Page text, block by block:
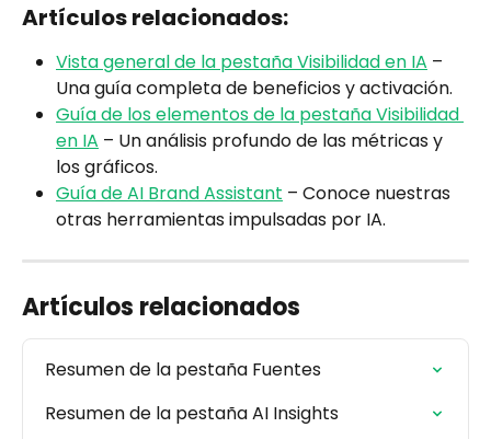
Artículos relacionados:
Vista general de la pestaña Visibilidad en IA –
Una guía completa de beneficios y activación.
Guía de los elementos de la pestaña Visibilidad
en IA – Un análisis profundo de las métricas y
los gráficos.
Guía de AI Brand Assistant – Conoce nuestras
otras herramientas impulsadas por IA.
Artículos relacionados
Resumen de la pestaña Fuentes
Resumen de la pestaña AI Insights